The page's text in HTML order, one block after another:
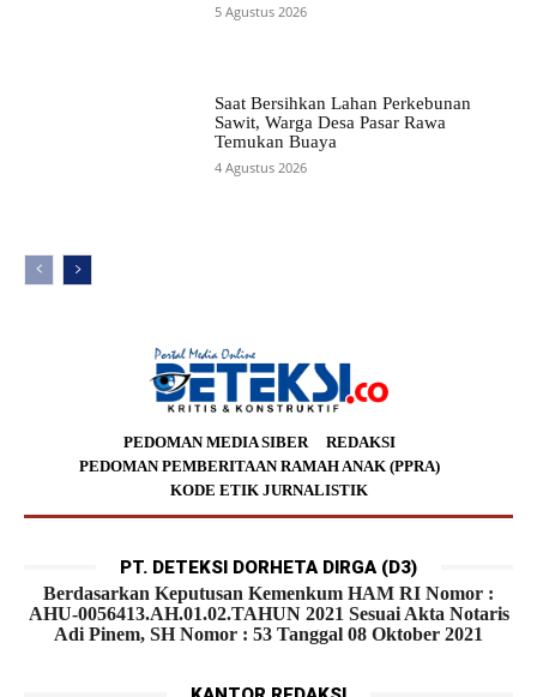
5 Agustus 2026
Saat Bersihkan Lahan Perkebunan
Sawit, Warga Desa Pasar Rawa
Temukan Buaya
4 Agustus 2026
PEDOMAN MEDIA SIBER
REDAKSI
PEDOMAN PEMBERITAAN RAMAH ANAK (PPRA)
KODE ETIK JURNALISTIK
PT. DETEKSI DORHETA DIRGA (D3)
Berdasarkan Keputusan Kemenkum HAM RI Nomor :
AHU-0056413.AH.01.02.TAHUN 2021 Sesuai Akta Notaris
Adi Pinem, SH Nomor : 53 Tanggal 08 Oktober 2021